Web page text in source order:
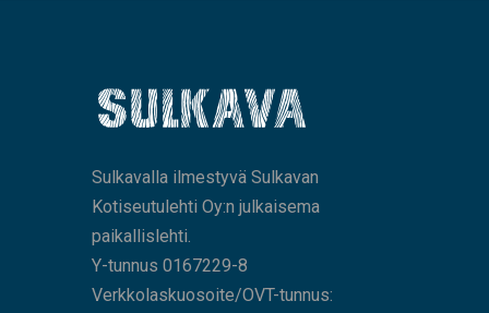
Sulkavalla ilmestyvä Sulkavan
Kotiseutulehti Oy:n julkaisema
paikallislehti.
Y-tunnus 0167229-8
Verkkolaskuosoite/OVT-tunnus: